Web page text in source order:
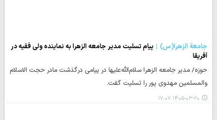
جامعة الزهرا(س)
پیام تسلیت مدیر جامعه الزهرا به نماینده ولی فقیه در
آفریقا
حوزه/ مدیر جامعه الزهرا سلام‌الله‌علیها در پیامی درگذشت مادر حجت الاسلام
والمسلمین مهدوی پور را تسلیت گفت.
۱۴۰۵-۰۳-۲۰ ۱۷:۰۷